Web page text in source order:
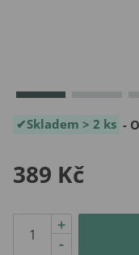
Skladem > 2 ks -
389 Kč
-
+